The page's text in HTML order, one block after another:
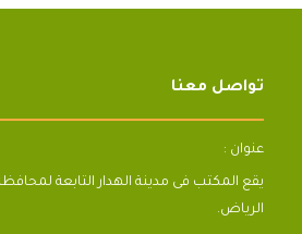
تواصل معنا
عنوان :
يقع المكتب فى مدينة الهدار التابعة
الرياض.